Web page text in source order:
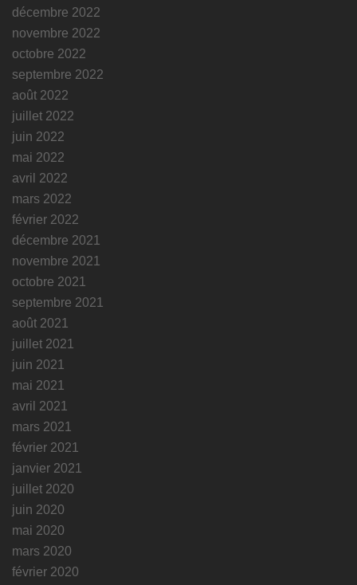
décembre 2022
novembre 2022
octobre 2022
septembre 2022
août 2022
juillet 2022
juin 2022
mai 2022
avril 2022
mars 2022
février 2022
décembre 2021
novembre 2021
octobre 2021
septembre 2021
août 2021
juillet 2021
juin 2021
mai 2021
avril 2021
mars 2021
février 2021
janvier 2021
juillet 2020
juin 2020
mai 2020
mars 2020
février 2020